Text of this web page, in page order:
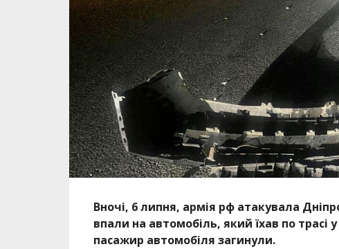
Вночі, 6 липня, армія рф атакувала
впали на автомобіль, який їхав по трасі
пасажир автомобіля загинули.